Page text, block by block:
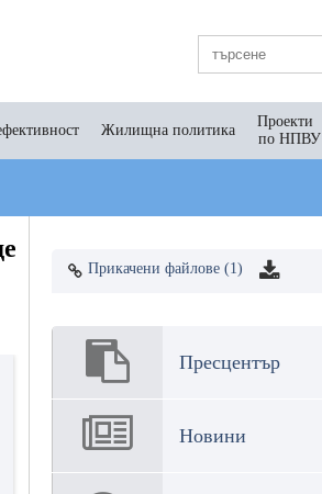
Жилищна политика
Проекти
по НПВУ
Прикачени файлове (1)
Пресцентър
Новини